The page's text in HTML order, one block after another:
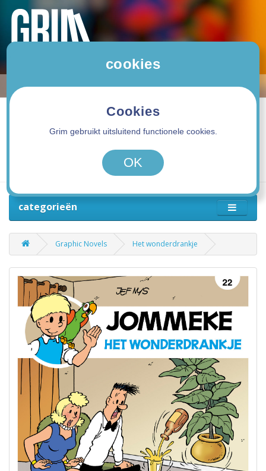
0 product(en) - 0,00€
categorieën
Graphic Novels Het wonderdrankje
cookies
Cookies
Grim gebruikt uitsluitend functionele cookies.
OK